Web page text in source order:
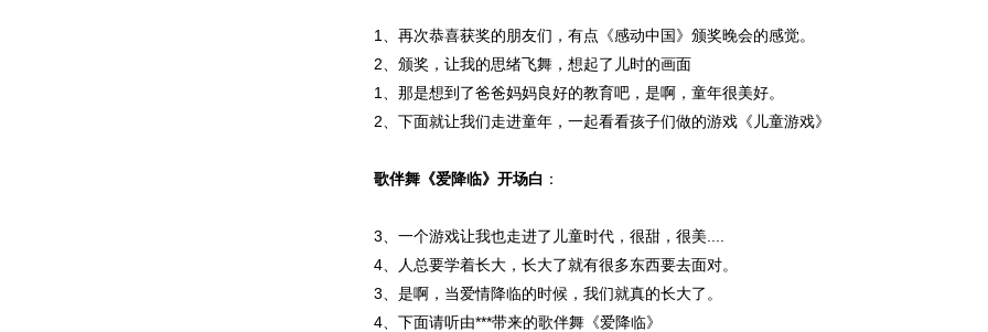
1、再次恭喜获奖的朋友们，有点《感动中国》颁奖晚会的感觉。
2、颁奖，让我的思绪飞舞，想起了儿时的画面
1、那是想到了爸爸妈妈良好的教育吧，是啊，童年很美好。
2、下面就让我们走进童年，一起看看孩子们做的游戏《儿童游戏》
歌伴舞《爱降临》开场白 ：
3、一个游戏让我也走进了儿童时代，很甜，很美....
4、人总要学着长大，长大了就有很多东西要去面对。
3、是啊，当爱情降临的时候，我们就真的长大了。
4、下面请听由***带来的歌伴舞《爱降临》